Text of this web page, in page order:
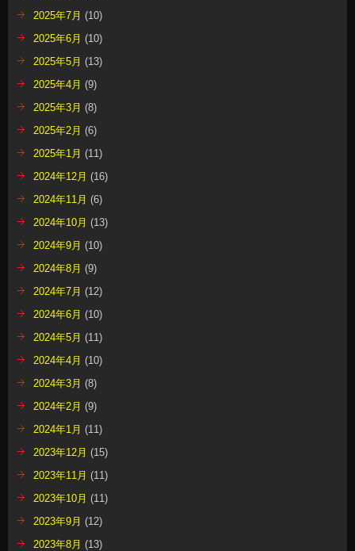
2025年7月 (10)
2025年6月 (10)
2025年5月 (13)
2025年4月 (9)
2025年3月 (8)
2025年2月 (6)
2025年1月 (11)
2024年12月 (16)
2024年11月 (6)
2024年10月 (13)
2024年9月 (10)
2024年8月 (9)
2024年7月 (12)
2024年6月 (10)
2024年5月 (11)
2024年4月 (10)
2024年3月 (8)
2024年2月 (9)
2024年1月 (11)
2023年12月 (15)
2023年11月 (11)
2023年10月 (11)
2023年9月 (12)
2023年8月 (13)